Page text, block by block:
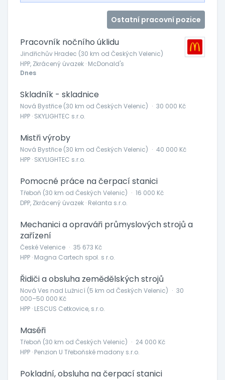
Ostatní pracovní pozice
Pracovník nočního úklidu
Jindřichův Hradec (30 km od Českých Velenic)
HPP, Zkrácený úvazek · McDonald's
Dnes
Skladník - skladnice
Nová Bystřice (30 km od Českých Velenic) · 30 000 Kč
HPP · SKYLIGHTEC s.r.o.
Mistři výroby
Nová Bystřice (30 km od Českých Velenic) · 40 000 Kč
HPP · SKYLIGHTEC s.r.o.
Pomocné práce na čerpací stanici
Třeboň (30 km od Českých Velenic) · 16 000 Kč
DPP, Zkrácený úvazek · Relanta s.r.o.
Mechanici a opraváři průmyslových strojů a
zařízení
České Velenice · 35 673 Kč
HPP · Magna Cartech spol. s r.o.
Řidiči a obsluha zemědělských strojů
Nová Ves nad Lužnicí (5 km od Českých Velenic) · 30
000–50 000 Kč
HPP · LESCUS Cetkovice, s.r.o.
Maséři
Třeboň (30 km od Českých Velenic) · 24 000 Kč
HPP · Penzion U Třeboňské madony s.r.o.
Pokladní, obsluha na čerpací stanici